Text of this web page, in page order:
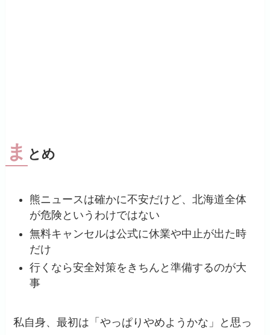
ま とめ
熊ニュースは確かに不安だけど、北海道全体
が危険というわけではない
無料キャンセルは公式に休業や中止が出た時
だけ
行くなら安全対策をきちんと準備するのが大
事
私自身、最初は「やっぱりやめようかな」と思っ